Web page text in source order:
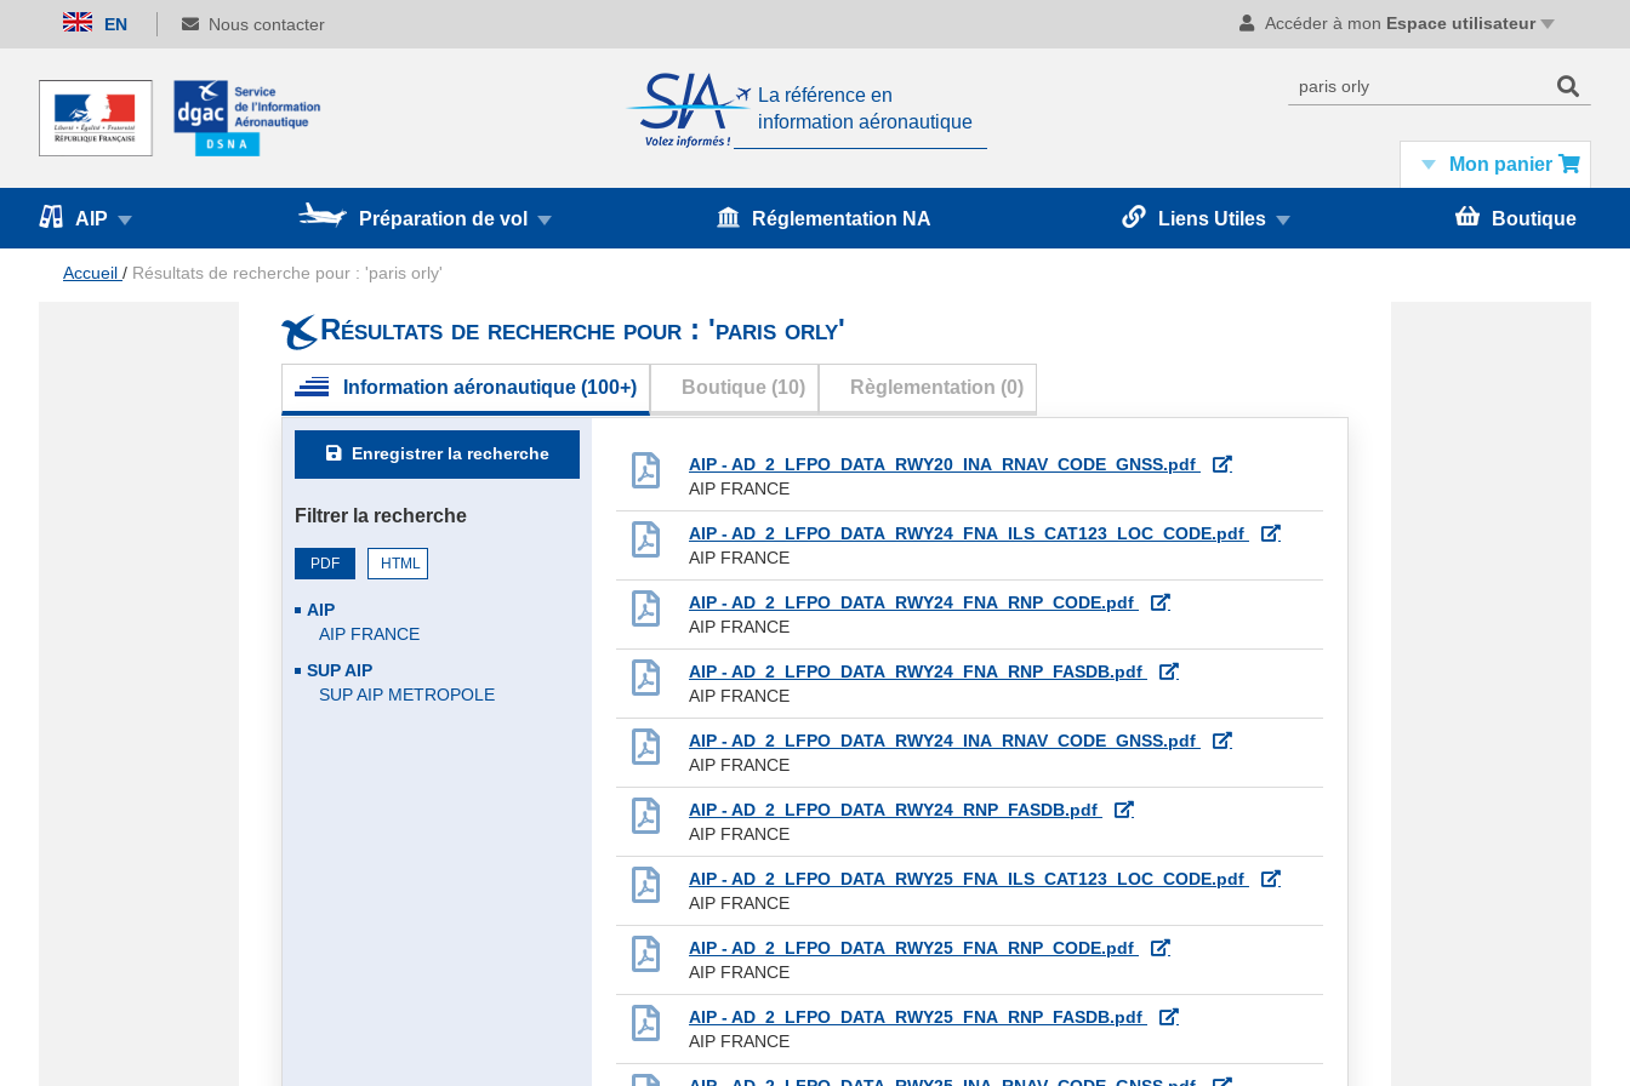
Accéder à mon Espace utilisateur
Allez
au
EN Nous contacter
La référence en
information aéronautique
Mon panier
AIP Préparation de vol Réglementation NA Liens Utiles Boutique
Accueil Résultats de recherche pour : 'paris orly'
Résultats de recherche pour : 'paris orly'
Information aéronautique (100+)
Enregistrer la recherche
Filtrer la recherche
PDF HTML
AIP
AIP FRANCE
SUP AIP
SUP AIP METROPOLE
AIP - AD_2_LFPO_DATA_RWY20_INA_RNAV_CODE_GNSS.pdf
AIP FRANCE
AIP - AD_2_LFPO_DATA_RWY24_FNA_ILS_CAT123_LOC_CODE.pdf
AIP FRANCE
AIP - AD_2_LFPO_DATA_RWY24_FNA_RNP_CODE.pdf
AIP FRANCE
AIP - AD_2_LFPO_DATA_RWY24_FNA_RNP_FASDB.pdf
AIP FRANCE
AIP - AD_2_LFPO_DATA_RWY24_INA_RNAV_CODE_GNSS.pdf
AIP FRANCE
AIP - AD_2_LFPO_DATA_RWY24_RNP_FASDB.pdf
AIP FRANCE
AIP - AD_2_LFPO_DATA_RWY25_FNA_ILS_CAT123_LOC_CODE.pdf
AIP FRANCE
AIP - AD_2_LFPO_DATA_RWY25_FNA_RNP_CODE.pdf
AIP FRANCE
AIP - AD_2_LFPO_DATA_RWY25_FNA_RNP_FASDB.pdf
AIP FRANCE
Boutique (10) Règlementation (0)